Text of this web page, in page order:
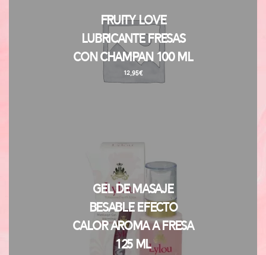
Fruity Love
Lubricante Fresas
con Champan 100 ml
12,95€
Gel de Masaje
Besable Efecto
Calor Aroma a Fresa
125 ml